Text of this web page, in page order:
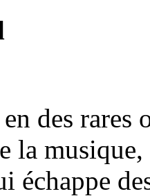
des rares
la
échappe